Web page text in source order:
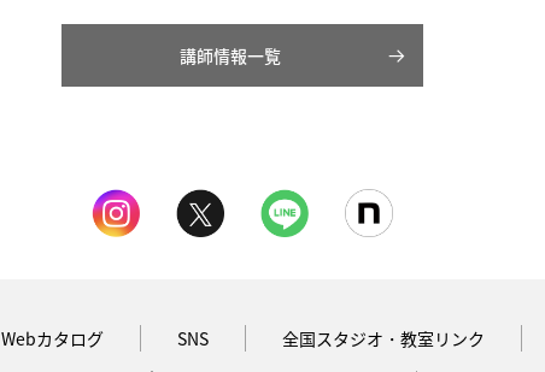
講師情報一覧
Webカタログ SNS 全国スタジオ・教室リンク